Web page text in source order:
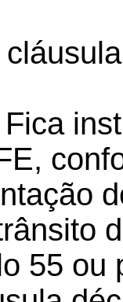
55 ou